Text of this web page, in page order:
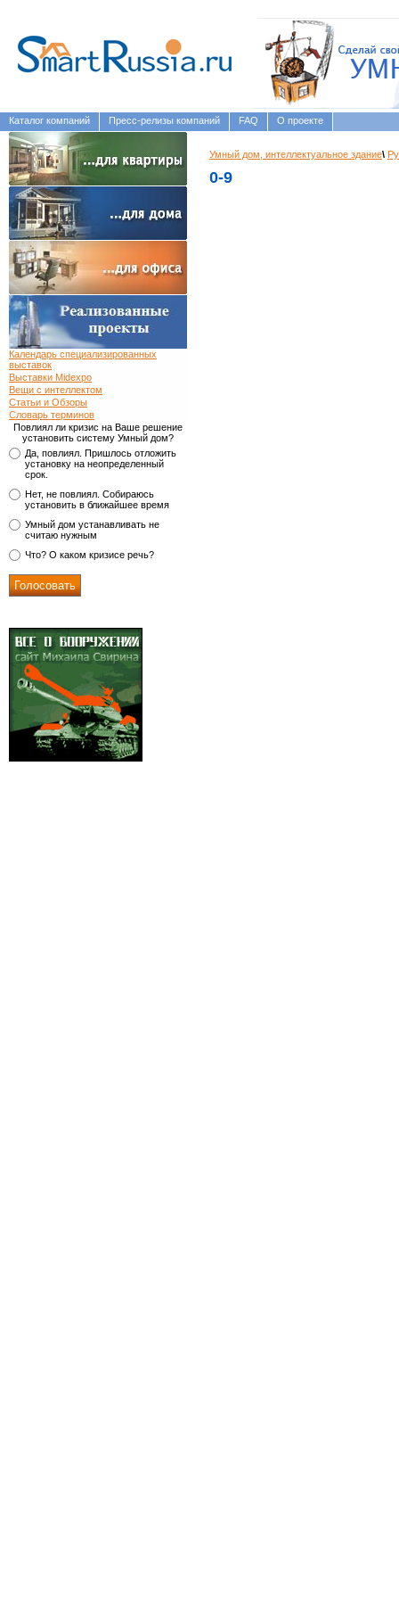
Каталог компаний Пресс-релизы компаний FAQ О проекте
Календарь специализированных
выставок
Выставки Midexpo
Вещи с интеллектом
Статьи и Обзоры
Словарь терминов
Повлиял ли кризис на Ваше решение
установить систему Умный дом?
Да, повлиял. Пришлось отложить
установку на неопределенный
срок.
Нет, не повлиял. Собираюсь
установить в ближайшее время
Умный дом устанавливать не
считаю нужным
Что? О каком кризисе речь?
Умный дом, интеллектуальное здание\
0-9